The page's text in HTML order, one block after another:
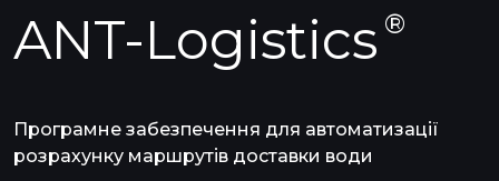
ANT-Logistics ®
Програмне забезпечення для автоматизації
розрахунку маршрутів доставки води